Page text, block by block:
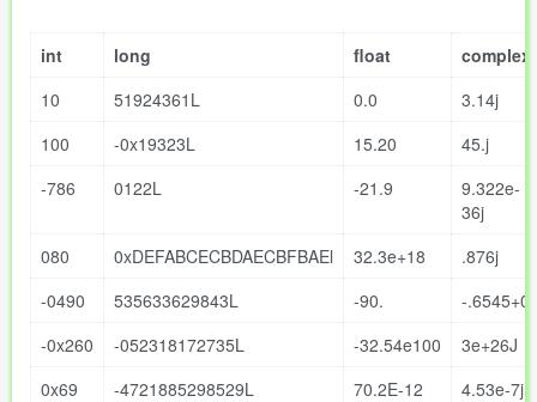
int long float
complex
10
51924361L 0.0
3.14j
100
-0x19323L 15.20
45.j
-786
0122L -21.9
9.322e-
36j
080
0xDEFABCECBDAECBFBAEl 32.3e+18
.876j
-0490
535633629843L -90.
-.6545+0J
-0x260
-052318172735L -32.54e100
3e+26J
0x69
-4721885298529L 70.2E-12 4.53e-7j